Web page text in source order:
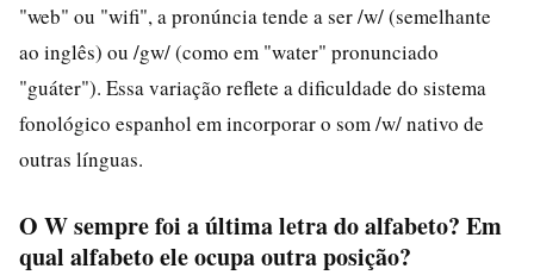
"web" ou "wifi", a pronúncia tende a ser /w/ (semelhante
ao inglês) ou /gw/ (como em "water" pronunciado
"guáter"). Essa variação reflete a dificuldade do sistema
fonológico espanhol em incorporar o som /w/ nativo de
outras línguas.
O W sempre foi a última letra do alfabeto? Em
qual alfabeto ele ocupa outra posição?